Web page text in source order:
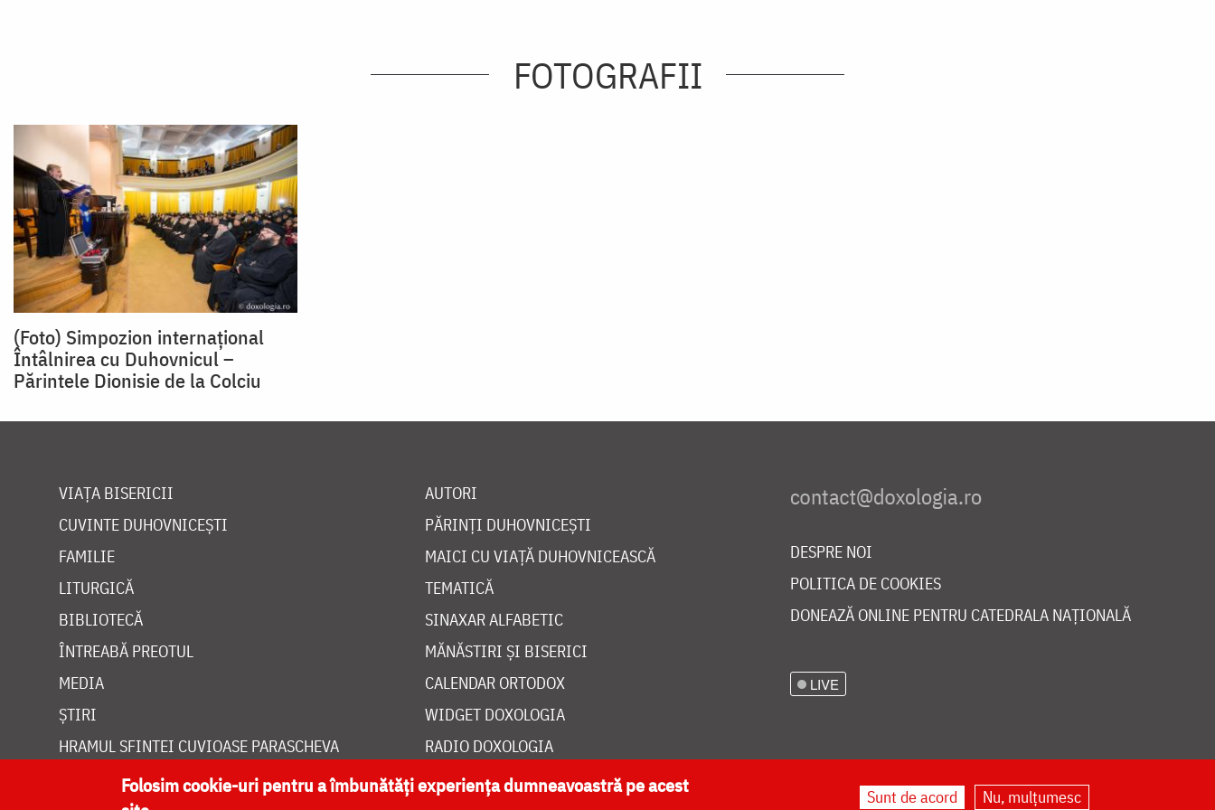
FOTOGRAFII
(Foto) Simpozion internaţional
Întâlnirea cu Duhovnicul –
Părintele Dionisie de la Colciu
VIAȚA BISERICII
CUVINTE DUHOVNICEȘTI
FAMILIE
LITURGICĂ
BIBLIOTECĂ
ÎNTREABĂ PREOTUL
MEDIA
ȘTIRI
HRAMUL SFINTEI CUVIOASE PARASCHEVA
AUTORI
PĂRINȚI DUHOVNICEȘTI
MAICI CU VIAȚĂ DUHOVNICEASCĂ
TEMATICĂ
SINAXAR ALFABETIC
MĂNĂSTIRI ȘI BISERICI
CALENDAR ORTODOX
WIDGET DOXOLOGIA
RADIO DOXOLOGIA
DESPRE NOI
POLITICA DE COOKIES
DONEAZĂ ONLINE PENTRU CATEDRALA NAȚIONALĂ
LIVE
Folosim cookie-uri pentru a îmbunătăți experiența dumneavoastră pe acest
Sunt de acord Nu, mulțumesc